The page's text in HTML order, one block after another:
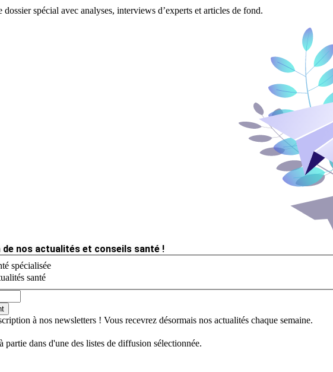
dossier spécial avec analyses, interviews d’experts et articles de fond.
de nos actualités et conseils santé !
spécialisée
santé
à nos newsletters ! Vous recevrez désormais nos actualités chaque semaine.
partie dans d'une des listes de diffusion sélectionnée.